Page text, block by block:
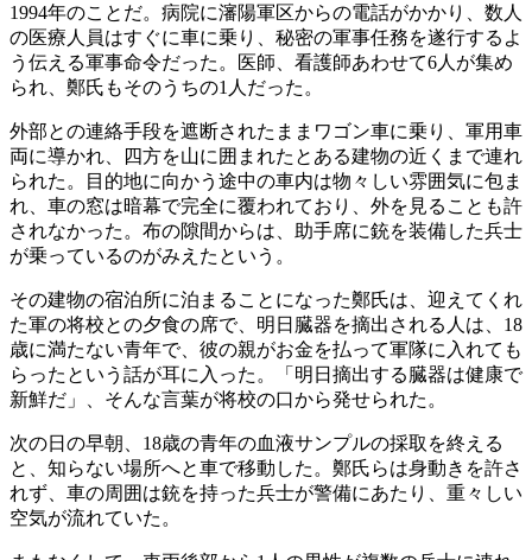
1994年のことだ。病院に瀋陽軍区からの電話がかかり、数人
の医療人員はすぐに車に乗り、秘密の軍事任務を遂行するよ
う伝える軍事命令だった。医師、看護師あわせて6人が集め
られ、鄭氏もそのうちの1人だった。
外部との連絡手段を遮断されたままワゴン車に乗り、軍用車
両に導かれ、四方を山に囲まれたとある建物の近くまで連れ
られた。目的地に向かう途中の車内は物々しい雰囲気に包ま
れ、車の窓は暗幕で完全に覆われており、外を見ることも許
されなかった。布の隙間からは、助手席に銃を装備した兵士
が乗っているのがみえたという。
その建物の宿泊所に泊まることになった鄭氏は、迎えてくれ
た軍の将校との夕食の席で、明日臓器を摘出される人は、18
歳に満たない青年で、彼の親がお金を払って軍隊に入れても
らったという話が耳に入った。「明日摘出する臓器は健康で
新鮮だ」、そんな言葉が将校の口から発せられた。
次の日の早朝、18歳の青年の血液サンプルの採取を終える
と、知らない場所へと車で移動した。鄭氏らは身動きを許さ
れず、車の周囲は銃を持った兵士が警備にあたり、重々しい
空気が流れていた。